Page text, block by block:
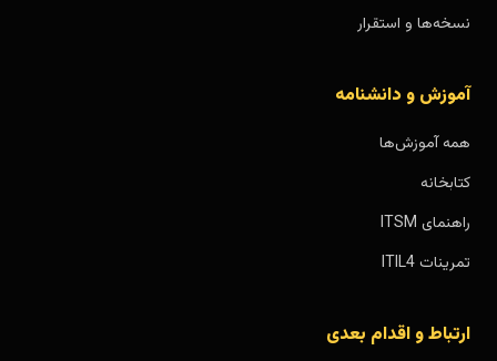
نسخه‌ها و استقرار
آموزش و دانشنامه
همه آموزش‌ها
کتابخانه
راهنمای ITSM
تمرینات ITIL4
ارتباط و اقدام بعدی